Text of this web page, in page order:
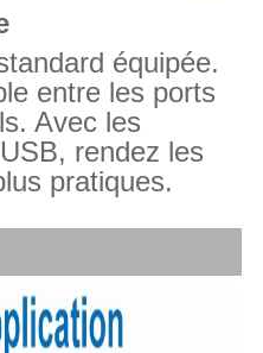
équipée.
entre les ports
Avec les
rendez les
pratiques.